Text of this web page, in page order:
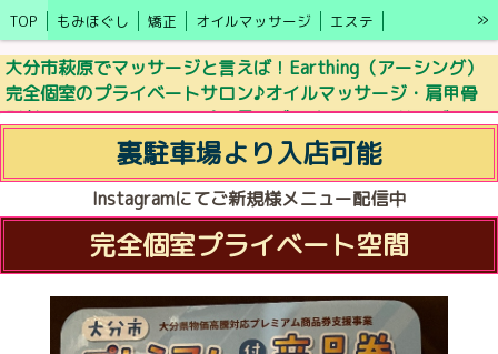
TOP もみほぐし 矯正 オイルマッサージ
エステ
キャンペーン情報
アクセス ブログ 施術の効果
LINE予約
モニター募集
セラピスト 更年期・自律神経の乱れ
»
大分市萩原でマッサージと言えば！Earthing（アーシング）
完全個室のプライベートサロン♪オイルマッサージ・肩甲骨
剥がし・ドライヘッドスパ・足ツボ・オイルマッサージ
裏駐車場より入店可能
Instagramにてご新規様メニュー配信中
完全個室プライベート空間